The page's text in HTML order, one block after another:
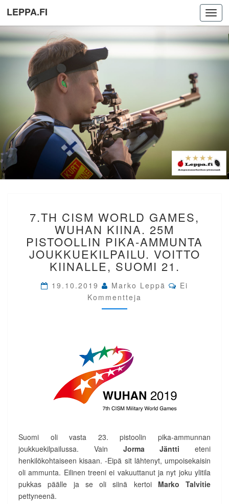
LEPPA.FI
CISM
WORLD
GAMES,
WUHAN
KIINA.
25M
PIKA-
AMMUNTA
JOUKKUEKILPAILU.
21.
7.TH CISM WORLD GAMES,
WUHAN KIINA. 25M
PISTOOLLIN PIKA-AMMUNTA
JOUKKUEKILPAILU. VOITTO
KIINALLE, SUOMI 21.
19.10.2019 Marko Leppä Comments
Ei
Kommentteja
Suomi oli vasta 23. pistoolin pika-ammunnan
joukkuekilpailussa. Vain Jorma Jäntti eteni
henkilökohtaiseen kisaan. -Eipä sit lähtenyt, umpoisekaisin
oli ammunta. Eilinen treeni ei vakuuttanut ja nyt joku ylitila
pukkas päälle ja se oli siinä kertoi Marko Talvitie
pettyneenä.